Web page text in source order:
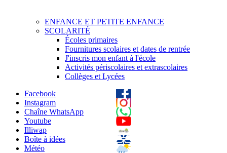
ENFANCE ET PETITE ENFANCE
SCOLARITÉ
Écoles primaires
Fournitures scolaires et dates de rentrée
J'inscris mon enfant à l'école
Activités périscolaires et extrascolaires
Collèges et Lycées
Facebook
Instagram
Chaîne WhatsApp
Youtube
Illiwap
Boîte à idées
Météo